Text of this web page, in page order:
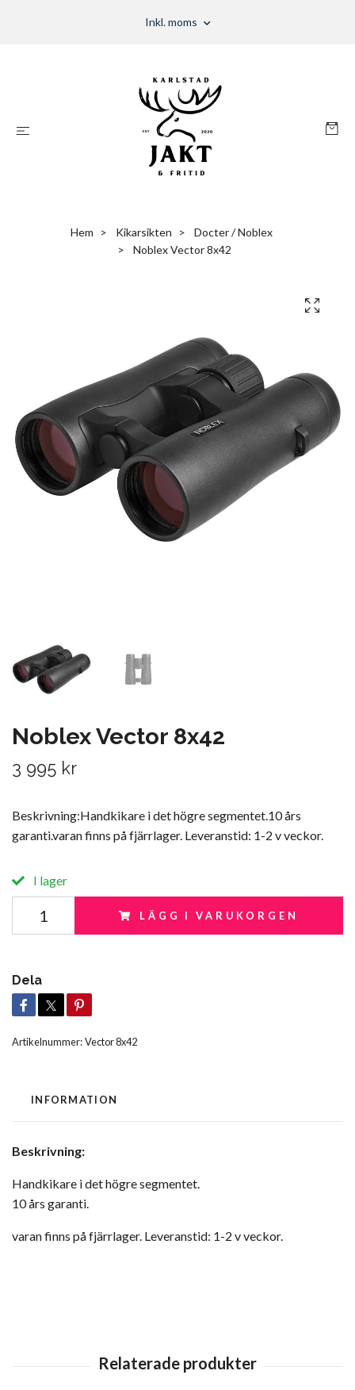
Inkl. moms
Hem Kikarsikten
Docter / Noblex
Noblex Vector 8x42
Noblex Vector 8x42
3 995 kr
Beskrivning:Handkikare i det högre segmentet.10 års
garanti.varan finns på fjärrlager. Leveranstid: 1-2 v veckor.
I lager
LÄGG I VARUKORGEN
Dela
Artikelnummer:Vector 8x42
INFORMATION
Beskrivning:
Handkikare i det högre segmentet.
10 års garanti.
varan finns på fjärrlager. Leveranstid: 1-2 v veckor.